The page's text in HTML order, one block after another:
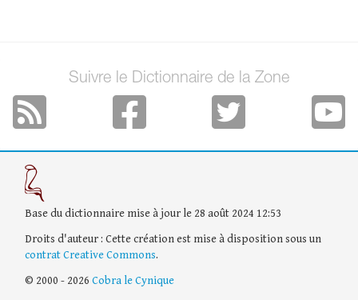
Suivre le Dictionnaire de la Zone
Base du dictionnaire mise à jour le 28 août 2024 12:53
Droits d'auteur : Cette création est mise à disposition sous un
contrat Creative Commons.
© 2000 - 2026 Cobra le Cynique